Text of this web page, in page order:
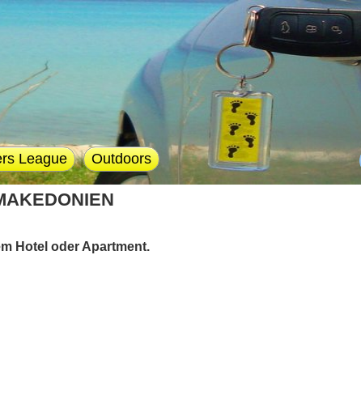
League Outdoors
Hotel oder Apartment.